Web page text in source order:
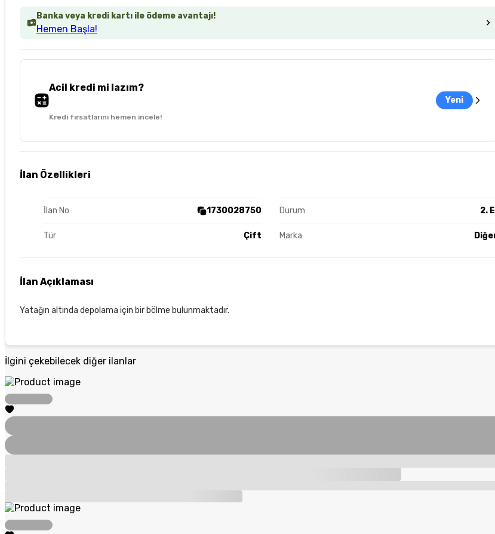
Banka veya kredi kartı ile ödeme avantajı!
Hemen Başla!
Acil kredi mi lazım?
Kredi fırsatlarını hemen incele!
Yeni
İlan Özellikleri
İlan No 1730028750 Durum 2. El
Tür Çift Marka
İlan Açıklaması
Yatağın altında depolama için bir bölme bulunmaktadır.
İlgini çekebilecek diğer ilanlar